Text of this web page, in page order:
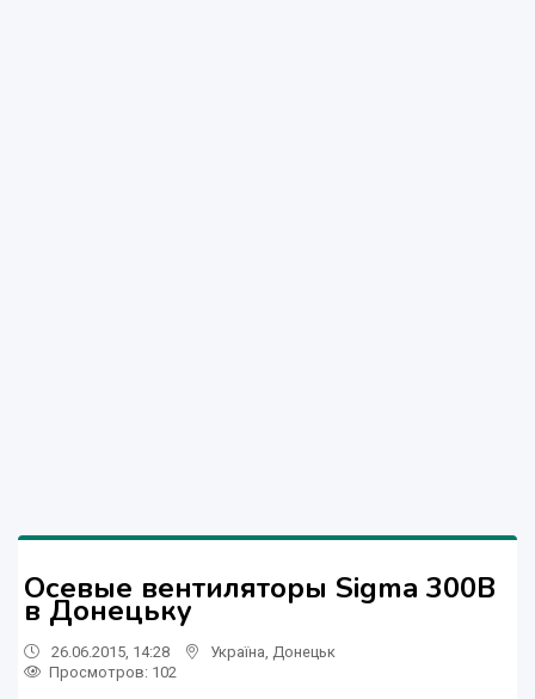
Осевые вентиляторы Sigma 300B
в Донецьку
26.06.2015, 14:28 Україна Донецьк
Просмотров: 102